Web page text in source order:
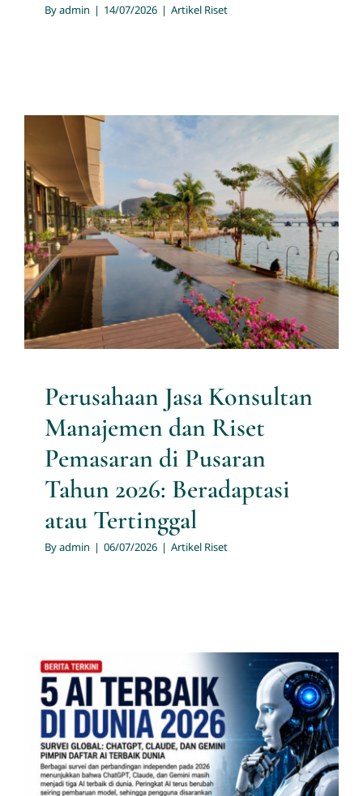
Byadmin | 14/07/2026 | Artikel Riset
Perusahaan Jasa Konsultan
Manajemen dan Riset
Pemasaran di Pusaran Tahun
2026: Beradaptasi atau
Tertinggal
Artikel Riset
Perusahaan Jasa Konsultan
Manajemen dan Riset
Pemasaran di Pusaran
Tahun 2026: Beradaptasi
atau Tertinggal
Byadmin | 06/07/2026 | Artikel Riset